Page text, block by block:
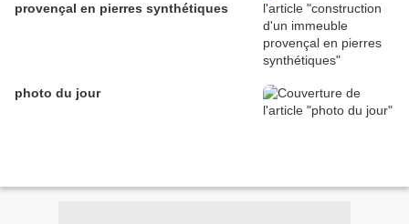
provençal en pierres synthétiques
photo du jour